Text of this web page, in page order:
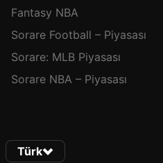
Fantasy NBA
Sorare Football – Piyasası
Sorare: MLB Piyasası
Sorare NBA – Piyasası
Türk